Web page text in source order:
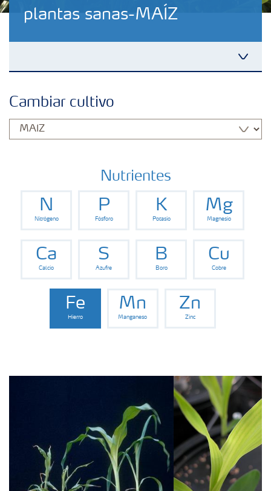
plantas sanas-MAÍZ
Portafolio de Agricultura Digital
Almacenaje y manejo de fertilizantes
Cultivos
Deficiencias
Eventos en vivo
Cambiar cultivo
Nutrientes
N
Nitrógeno
P
Fósforo
K
Potasio
Mg
Magnesio
Ca
Calcio
S
Azufre
B
Boro
Cu
Cobre
Fe
Hierro
Mn
Manganeso
Zn
Zinc